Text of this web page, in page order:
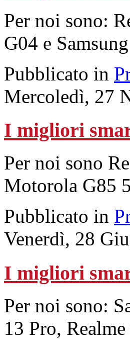
Per noi sono:
G04 e
Pubblicato in
Mercoledì, 27
I migliori
Per noi sono
Motorola G85
Pubblicato in
Venerdì, 28
I migliori
Per noi sono:
13 Pro,